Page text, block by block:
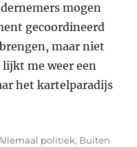
mogen
gecoordineerd
maar niet
lijkt me weer een
het kartelparadijs
politiek, Buiten